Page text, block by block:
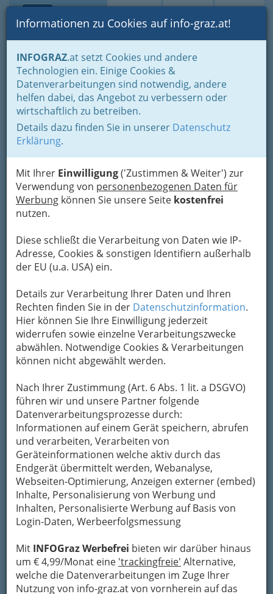
Suche Login Toggle
Informationen zu Cookies auf info-graz.at!
INFOGRAZ.at setzt Cookies und andere
Technologien ein. Einige Cookies &
Datenverarbeitungen sind notwendig, andere
helfen dabei, das Angebot zu verbessern oder
wirtschaftlich zu betreiben.
Details dazu finden Sie in unserer Datenschutz
Erklärung.
Mit Ihrer Einwilligung('Zustimmen & Weiter') zur
Verwendung von personenbezogenen Daten für
Werbung können Sie unsere Seite kostenfrei
nutzen.
Diese schließt die Verarbeitung von Daten wie IP-
Adresse, Cookies & sonstigen Identifiern außerhalb
der EU (u.a. USA) ein.
Details zur Verarbeitung Ihrer Daten und Ihren
Rechten finden Sie in der Datenschutzinformation.
Hier können Sie Ihre Einwilligung jederzeit
widerrufen sowie einzelne Verarbeitungszwecke
abwählen. Notwendige Cookies & Verarbeitungen
können nicht abgewählt werden.
Nach Ihrer Zustimmung (Art. 6 Abs. 1 lit. a DSGVO)
führen wir und unsere Partner folgende
Datenverarbeitungsprozesse durch:
Informationen auf einem Gerät speichern, abrufen
und verarbeiten, Verarbeiten von
Geräteinformationen welche aktiv durch das
Endgerät übermittelt werden, Webanalyse,
Webseiten-Optimierung, Anzeigen externer (embed)
Inhalte, Personalisierung von Werbung und
Inhalten, Personalisierte Werbung auf Basis von
Login-Daten, Werbeerfolgsmessung
Mit INFOGraz Werbefrei bieten wir darüber hinaus
um € 4,99/Monat eine 'trackingfreie' Alternative,
welche die Datenverarbeitungen im Zuge Ihrer
Nutzung von info-graz.at von vornherein auf das
Home Branchen
Einkaufen & Schenken - der Handel
Handel in Graz
Dinge des täglichen Lebens
Naturprodukte Graz und Umgebung
Blumenbinder & Floristen Graz und Umgebung
Blumen Friedl - dekorativ &
grün - Helmut Friedl
Kalvarienbergstraße 81, 8020 Graz
+43 316 682 213-4
Auswahl an frischen Schnittblumen, die
teilweise aus eigener Produktion, zum Teil von
heimischen Produzenten und ebenso aus
Blumen und Pflanzenfür alle Anlässe. Ein
ausgewähltes Sortiment an Zimmerpflanzen und
fachkundige Beratung lassen keine Wünsche
offen.
Karte
Adresse mit Google Maps anschauen
Kontaktaufnahme
Um die Info-Graz Firmenvor Spam-Mails zu
bewahren, verwenden wir an dieser Stelle zur
Übermittlung Ihrer Nachricht ein sicheres
Formular. Ihre Nachricht wird nach dem
Absenden umgehend per Mail an das
Helmut Friedl weitergeleitet.
Mein Name